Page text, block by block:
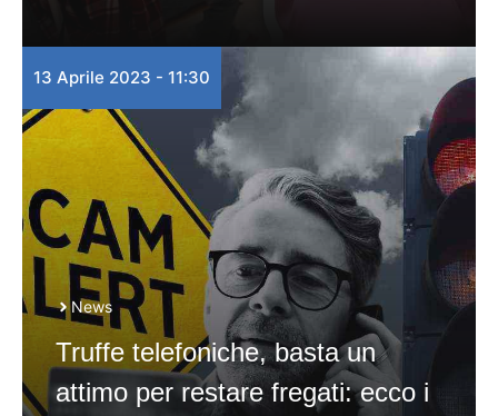
13 Aprile 2023 - 11:30
News
Truffe telefoniche, basta un
attimo per restare fregati: ecco i